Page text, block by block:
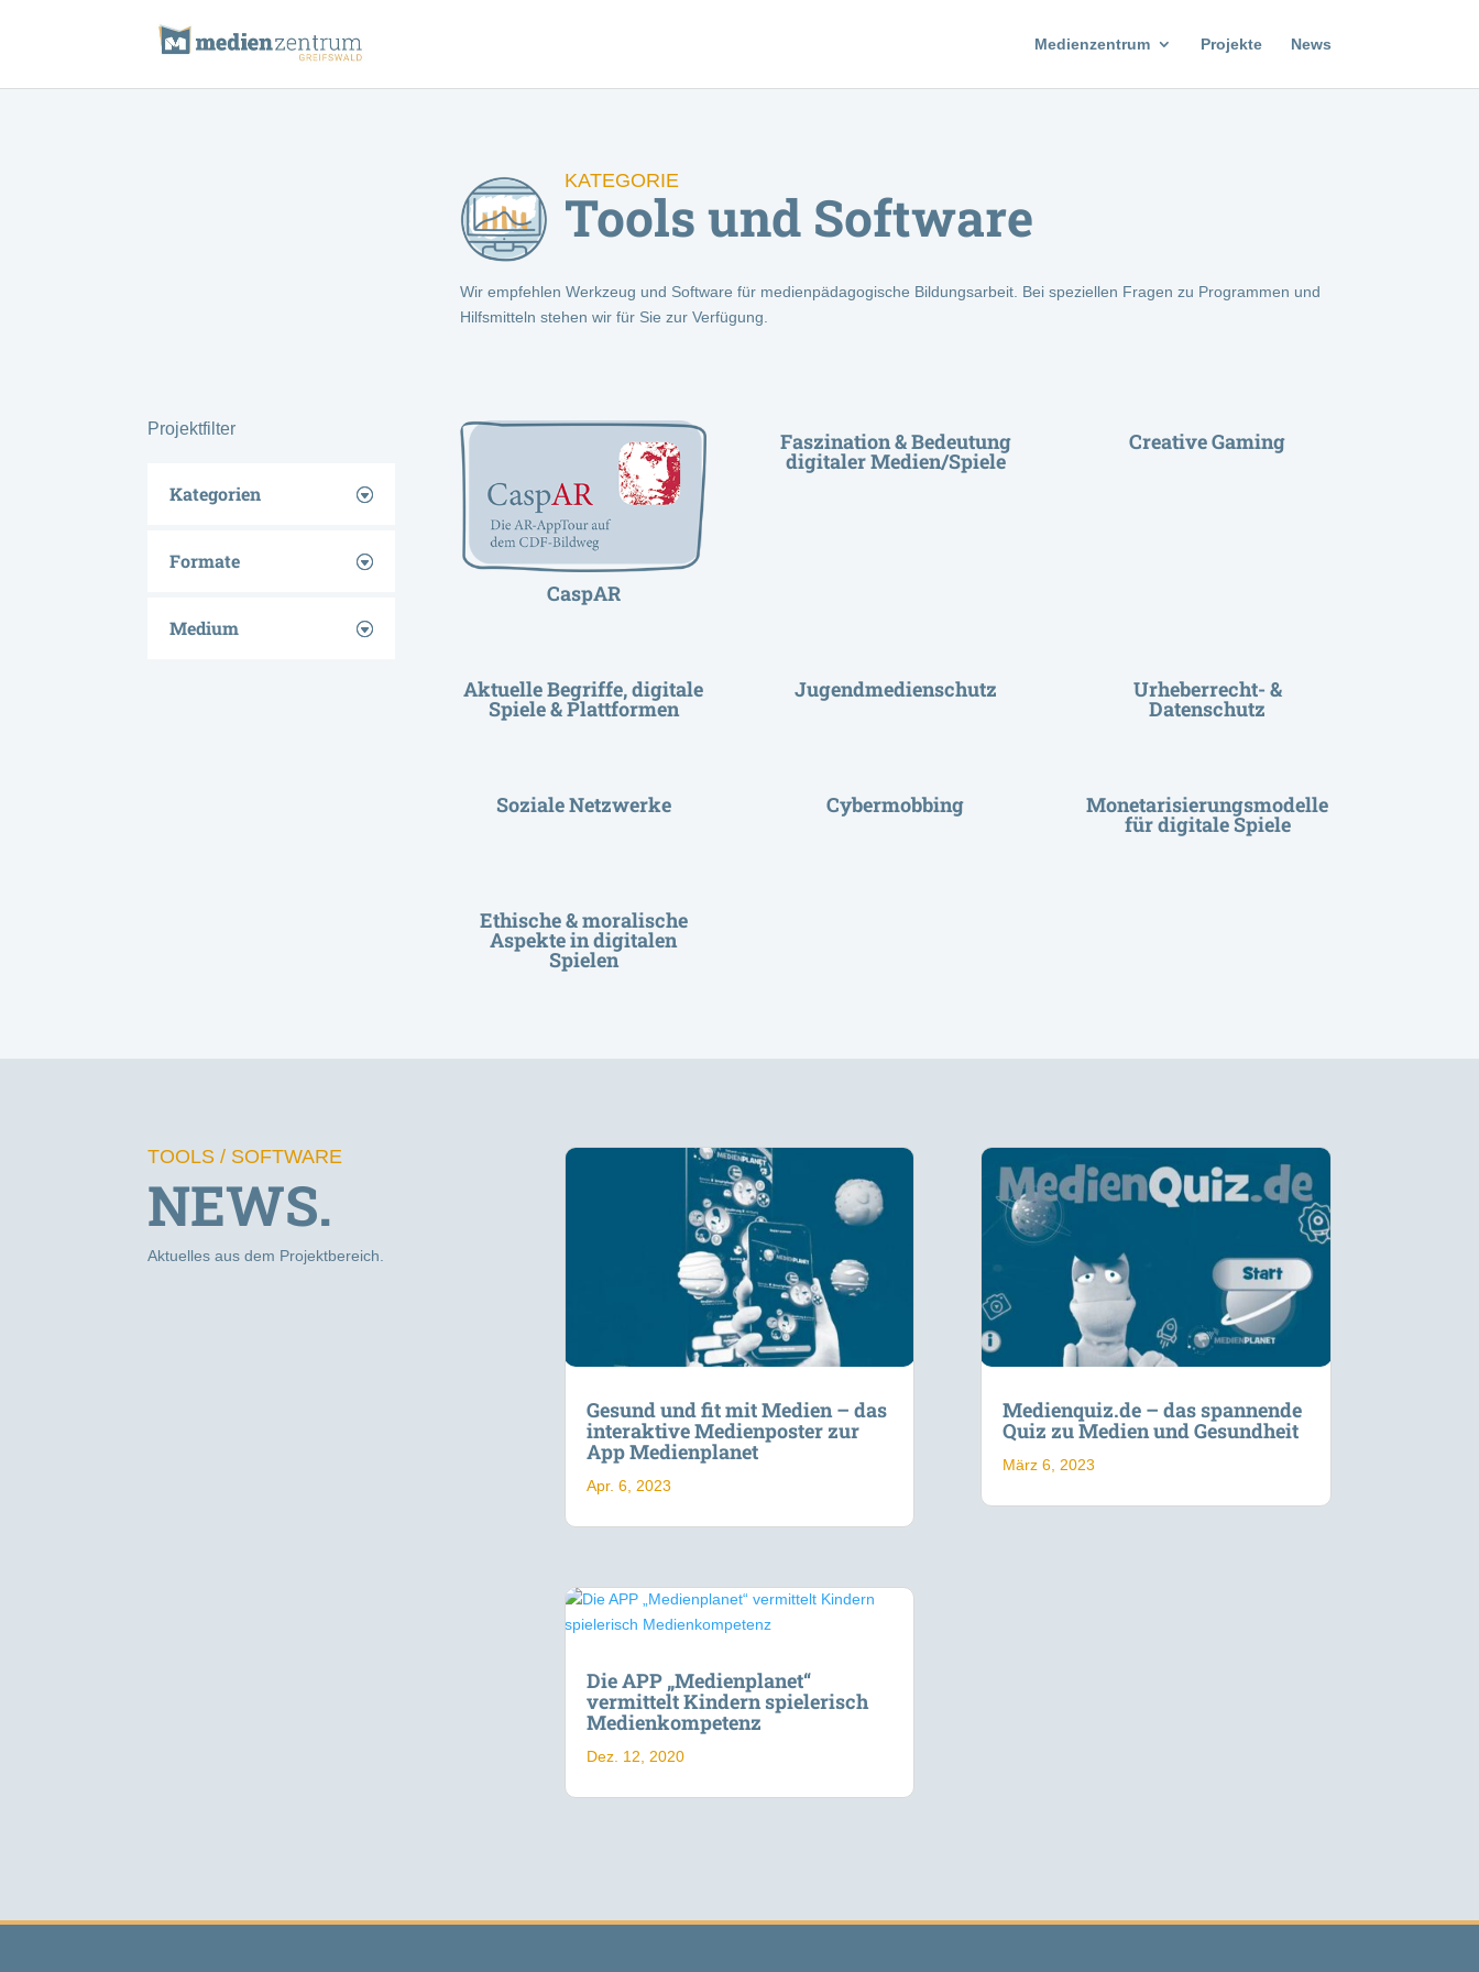
Medienzentrum Projekte News
KATEGORIE
Tools und Software
Wir empfehlen Werkzeug und Software für medienpädagogische Bildungsarbeit. Bei speziellen Fragen zu Programmen und
Hilfsmitteln stehen wir für Sie zur Verfügung.
Projektfilter
Kategorien
Formate
Medium
CaspAR
Faszination & Bedeutung
digitaler Medien/Spiele
Creative Gaming
Aktuelle Begriffe, digitale
Spiele & Plattformen
Jugendmedienschutz Urheberrecht- &
Datenschutz
Soziale Netzwerke Cybermobbing Monetarisierungsmodelle
für digitale Spiele
Ethische & moralische
Aspekte in digitalen
Spielen
TOOLS / SOFTWARE
NEWS.
Aktuelles aus dem Projektbereich.
Gesund und fit mit Medien – das
interaktive Medienposter zur
App Medienplanet
Apr. 6, 2023
Die APP „Medienplanet“
vermittelt Kindern spielerisch
Medienkompetenz
Dez. 12, 2020
Medienquiz.de – das spannende
Quiz zu Medien und Gesundheit
März 6, 2023